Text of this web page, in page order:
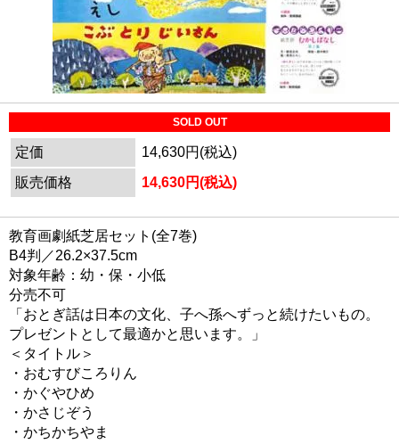
SOLD OUT
定価
14,630円(税込)
販売価格
14,630円(税込)
教育画劇紙芝居セット(全7巻)
B4判／26.2×37.5cm
対象年齢：幼・保・小低
分売不可
「おとぎ話は日本の文化、子へ孫へずっと続けたいもの。
プレゼントとして最適かと思います。」
＜タイトル＞
・おむすびころりん
・かぐやひめ
・かさじぞう
・かちかちやま